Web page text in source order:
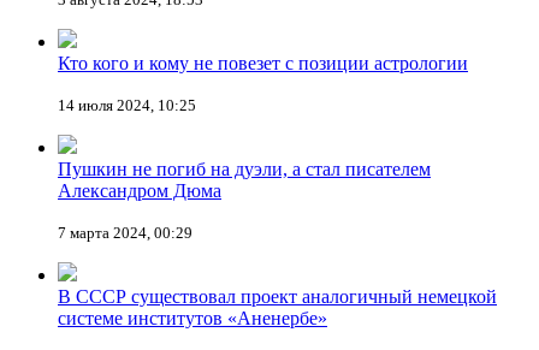
Кто кого и кому не повезет с позиции астрологии
14 июля 2024, 10:25
Пушкин не погиб на дуэли, а стал писателем
Александром Дюма
7 марта 2024, 00:29
В СССР существовал проект аналогичный немецкой
системе институтов «Аненербе»